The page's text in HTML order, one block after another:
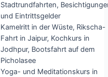
Stadtrundfahrten,
und Eintrittsgelder
Kamelritt in der Wüste, Rikscha-
Fahrt in Jaipur, Kochkurs in
Jodhpur, Bootsfahrt auf dem
Picholasee
Yoga- und Meditationskurs in